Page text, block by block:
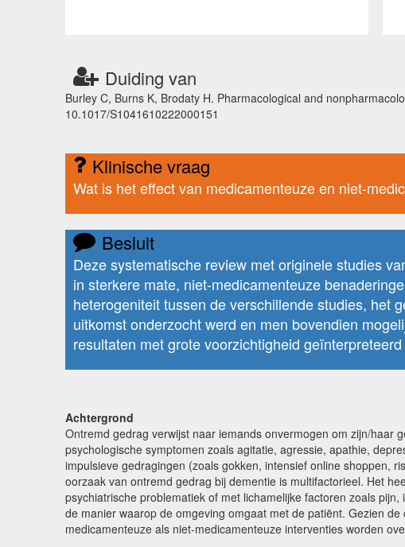
Duiding van
Burley C, Burns K, Brodaty H. Pharmacological and
10.1017/S1041610222000151
Klinische vraag
Wat is het effect van medicamenteuze en niet-
Besluit
Deze systematische review met originele studies
in sterkere mate, niet-medicamenteuze
heterogeniteit tussen de verschillende studies, het
uitkomst onderzocht werd en men bovendien
resultaten met grote voorzichtigheid
Achtergrond
Ontremd gedrag verwijst naar iemands onvermogen om zijn/haar
psychologische symptomen zoals agitatie, agressie, apathie,
impulsieve gedragingen (zoals gokken, intensief online shoppen,
oorzaak van ontremd gedrag bij dementie is multifactorieel. Het
psychiatrische problematiek of met lichamelijke factoren zoals
de manier waarop de omgeving omgaat met de patiënt. Gezien
medicamenteuze als niet-medicamenteuze interventies worden